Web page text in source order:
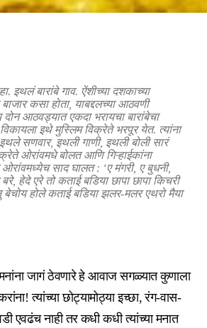
इथलं बारांबे गाव. ऐंशीच्या दशकाच्या
बाजार कसा होता, याबद्दलच्या आठवणी
दोन आठवड्यात एकदा भरायचा बारांबेचा
इथे मुस्लिम विक्रेते भरपूर येत. त्यांना
सणवार, इथली गाणी, इथली बोली सारं
ओरांवमधे बोलत आणि गिऱ्हाईकांना
ओरांवमध्येच साद घालत : ‘ए मंगरी, ए बुधनी,
हेदे एरे तो कताई बडिया छापा छापा किचरी
होले कताई बडिया झलर-मलर एथरो मैया
जागं ठेवणारे हे आवाज सगळ्यात कुणाला
त्यांच्या छोट्यामोठ्या इच्छा, रंग-वास-
एवढंच नाही तर कधी कधी त्यांच्या मनात